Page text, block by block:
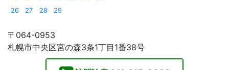
26
27 28 29
〒064-0953
札幌市中央区宮の森3条1丁目1番38号